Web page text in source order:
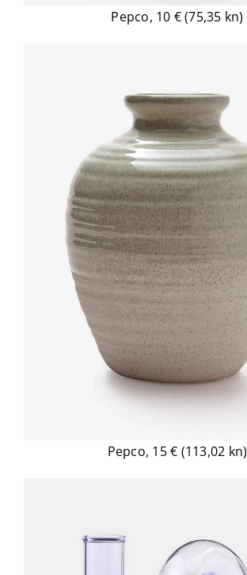
Pepco, 10 € (75,35 kn)
Pepco, 15 € (113,02 kn)